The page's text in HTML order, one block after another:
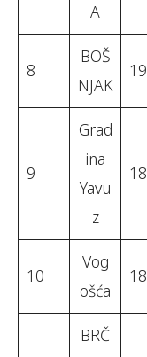
A
8
BOŠ
NJAK
19
9
Grad
ina
Yavu
z
18
10
Vog
ošća
18
BRČ